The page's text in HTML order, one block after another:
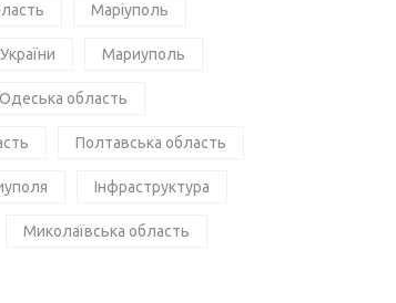
Маріуполь
Мариуполь
Одеська область
Полтавська область
Інфраструктура
Миколаївська область